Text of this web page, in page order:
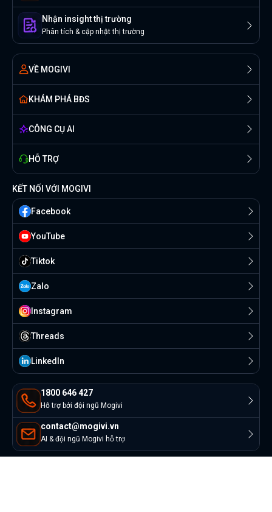
Nhận insight thị trường
Phân tích & cập nhật thị trường
VỀ MOGIVI
KHÁM PHÁ BĐS
CÔNG CỤ AI
HỖ TRỢ
1800 646 427
Hỗ trợ bởi đội ngũ Mogivi
contact@mogivi.vn
AI & đội ngũ Mogivi hỗ trợ
KẾT NỐI VỚI MOGIVI
Facebook
YouTube
Tiktok
Zalo
Instagram
Threads
Linkedln